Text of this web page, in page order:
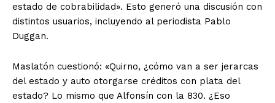
estado de cobrabilidad». Esto generó una discusión con
distintos usuarios, incluyendo al periodista Pablo
Duggan.
Maslatón cuestionó: «Quirno, ¿cómo van a ser jerarcas
del estado y auto otorgarse créditos con plata del
estado? Lo mismo que Alfonsín con la 830. ¿Eso